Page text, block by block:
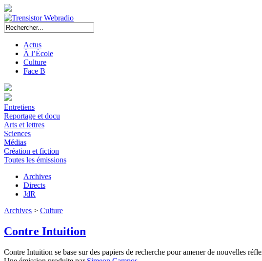
Actus
À l’École
Culture
Face B
Entretiens
Reportage et docu
Arts et lettres
Sciences
Médias
Création et fiction
Toutes les émissions
Archives
Directs
JdR
Archives > Culture
Contre Intuition
Contre Intuition se base sur des papiers de recherche pour amener de nouvelles